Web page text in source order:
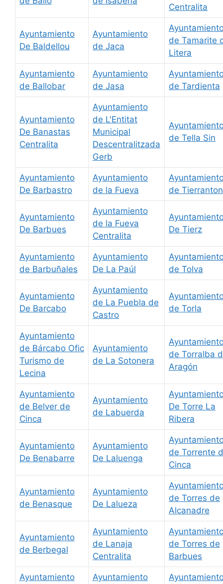
Centralita
Ayuntamiento
De Baldellou
Ayuntamiento
de Jaca
de Tamarite
Litera
Ayuntamiento
de Ballobar
Ayuntamiento
de Jasa
de Tardienta
Ayuntamiento
De Banastas
Centralita
Ayuntamiento
de L'Entitat
Municipal
Descentralitzada
Gerb
de Tella Sin
Ayuntamiento
De Barbastro
Ayuntamiento
de la Fueva
de
Ayuntamiento
De Barbues
Ayuntamiento
de la Fueva
Centralita
De Tierz
Ayuntamiento
de Barbuñales
Ayuntamiento
De La Paúl
de Tolva
Ayuntamiento
De Barcabo
Ayuntamiento
de La Puebla de
Castro
de Torla
Ayuntamiento
de Bárcabo Ofic
Turismo de
Lecina
Ayuntamiento
de La Sotonera
de Torralba
Aragón
Ayuntamiento
de Belver de
Cinca
Ayuntamiento
de Labuerda
De Torre La
Ribera
Ayuntamiento
De Benabarre
Ayuntamiento
De Laluenga
de Torrente
Cinca
Ayuntamiento
de Benasque
Ayuntamiento
De Lalueza
de Torres de
Alcanadre
Ayuntamiento
de Berbegal
Ayuntamiento
de Lanaja
Centralita
de Torres de
Barbues
Ayuntamiento
Ayuntamiento